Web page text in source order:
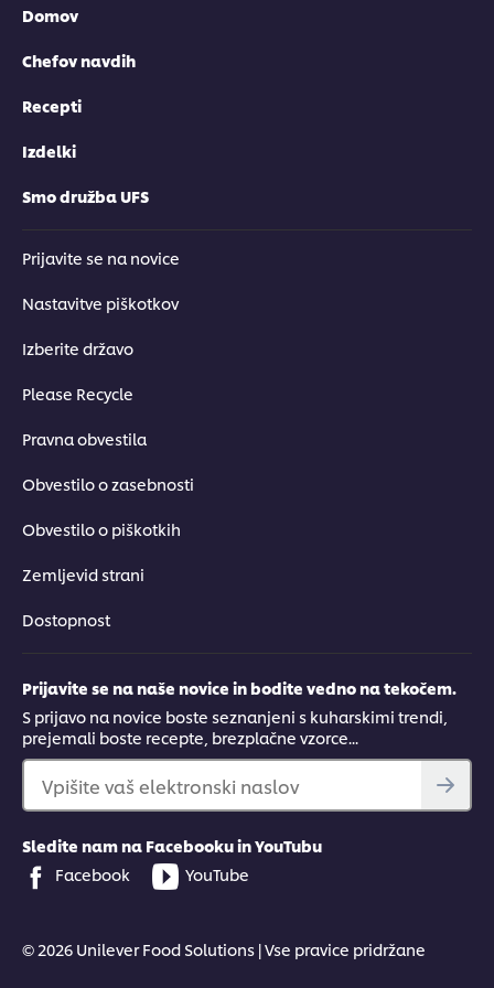
Domov
Chefov navdih
Recepti
Izdelki
Smo družba UFS
Prijavite se na novice
Nastavitve piškotkov
Izberite državo
Please Recycle
Pravna obvestila
Obvestilo o zasebnosti
Obvestilo o piškotkih
Zemljevid strani
Dostopnost
Prijavite se na naše novice in bodite vedno na tekočem.
S prijavo na novice boste seznanjeni s kuharskimi trendi,
prejemali boste recepte, brezplačne vzorce...
Vpišite vaš elektronski naslov
Sledite nam na Facebooku in YouTubu
Facebook
YouTube
© 2026 Unilever Food Solutions | Vse pravice pridržane